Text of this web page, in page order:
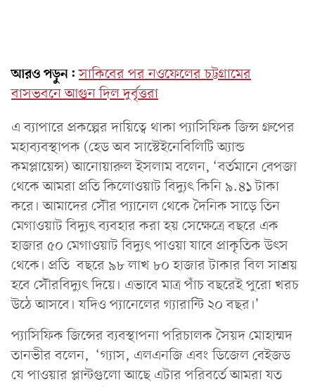
আরও পড়ুন: সাকিবের পর নওফেলের চট্টগ্রামের
বাসভবনে আগুন দিল দুর্বৃত্তরা
এ ব্যাপারে প্রকল্পের দায়িত্বে থাকা প্যাসিফিক জিন্স গ্রুপের
মহাব্যবস্থাপক (হেড অব সাস্টেইনেবিলিটি অ্যান্ড
কমপ্লায়েন্স) আনোয়ারুল ইসলাম বলেন, ‘বর্তমানে বেপজা
থেকে আমরা প্রতি কিলোওয়াট বিদ্যুৎ কিনি ৯.৪১ টাকা
করে। আমাদের সৌর প্যানেল থেকে দৈনিক সাড়ে তিন
মেগাওয়াট বিদ্যুৎ ব্যবহার করা হয় সেক্ষেত্রে বছরে এক
হাজার ৫০ মেগাওয়াট বিদ্যুৎ পাওয়া যাবে প্রাকৃতিক উৎস
থেকে। প্রতি বছরে ৯৮ লাখ ৮০ হাজার টাকার বিল সাশ্রয়
হবে সৌরবিদ্যুৎ দিয়ে। এভাবে মাত্র পাঁচ বছরেই পুরো খরচ
উঠে আসবে। যদিও প্যানেলের গ্যারান্টি ২০ বছর।’
প্যাসিফিক জিন্সের ব্যবস্থাপনা পরিচালক সৈয়দ মোহাম্মদ
তানভীর বলেন, ‘গ্যাস, এলএনজি এবং ডিজেল বেইজড
যে পাওয়ার প্লান্টগুলো আছে এটার পরিবর্তে আমরা যত